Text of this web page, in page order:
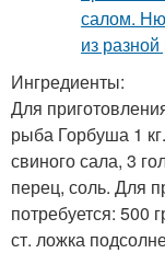
Ингредиенты:
Для
рыба Горбуша 1
свиного сала, 3
перец, соль. Для
потребуется: 500
ст. ложка